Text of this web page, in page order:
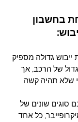
בחשבון
גדולה מספיק
של הרכב, אך
שלא תהיה קשה
סוגים שונים של
כל אחד